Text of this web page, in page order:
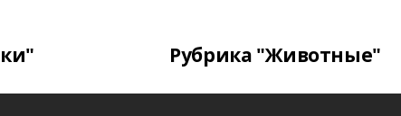
Рубрика "Животные"